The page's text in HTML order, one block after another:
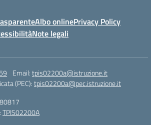
Albo onlinePrivacy Policy
Note legali
Email:tpis02200a@istruzione.it
(PEC):tpis02200a@pec.istruzione.it
TPIS02200A